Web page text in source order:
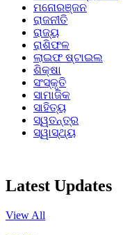
ମନୋରଞ୍ଜନ
ରାଜନୀତି
ରାଜ୍ୟ
ରାଶିଫଳ
ଲାଇଫ ଷ୍ଟାଇଲ
ଶିକ୍ଷା
ସଂସ୍କୃତି
ସାମାଜିକ
ସାହିତ୍ୟ
ସ୍ୱତନ୍ତ୍ର
ସ୍ୱାସ୍ଥ୍ୟ
Latest Updates
View All